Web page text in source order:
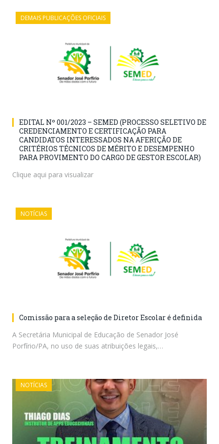
DEMAIS PUBLICAÇÕES OFICIAIS
EDITAL Nº 001/2023 – SEMED (PROCESSO SELETIVO DE
CREDENCIAMENTO E CERTIFICAÇÃO PARA
CANDIDATOS INTERESSADOS NA AFERIÇÃO DE
CRITÉRIOS TÉCNICOS DE MÉRITO E DESEMPENHO
PARA PROVIMENTO DO CARGO DE GESTOR ESCOLAR)
Clique aqui para visualizar
NOTÍCIAS
Comissão para a seleção de Diretor Escolar é definida
A Secretária Municipal de Educação de Senador José
Porfírio/PA, no uso de suas atribuições legais,…
NOTÍCIAS